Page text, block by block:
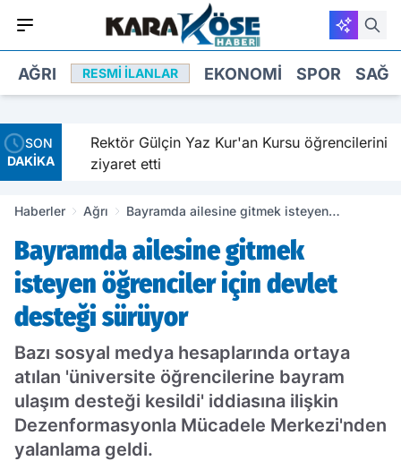
AĞRI RESMI İLANLAR EKONOMI SPOR
SON
DAKİKA
Rektör Gülçin Yaz Kur'an Kursu öğrencilerini
ziyaret etti
Haberler Ağrı
Bayramda ailesine gitmek isteyen
Bayramda ailesine gitmek
isteyen öğrenciler için devlet
desteği sürüyor
Bazı sosyal medya hesaplarında ortaya
atılan 'üniversite öğrencilerine bayram
ulaşım desteği kesildi' iddiasına ilişkin
Dezenformasyonla Mücadele Merkezi'nden
yalanlama geldi.